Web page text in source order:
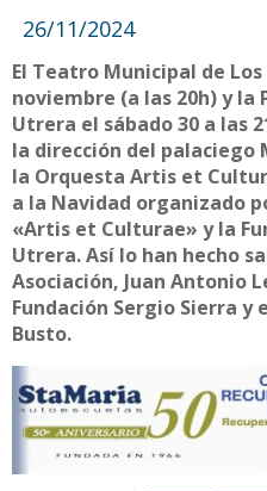
26/11/2024
El Teatro Municipal de
noviembre (a las 20h) y la
Utrera el sábado 30 a las
la dirección del palaciego
la Orquesta Artis et
a la Navidad organizado
«Artis et Culturae» y la
Utrera. Así lo han hecho
Asociación, Juan Antonio
Fundación Sergio Sierra
Busto.